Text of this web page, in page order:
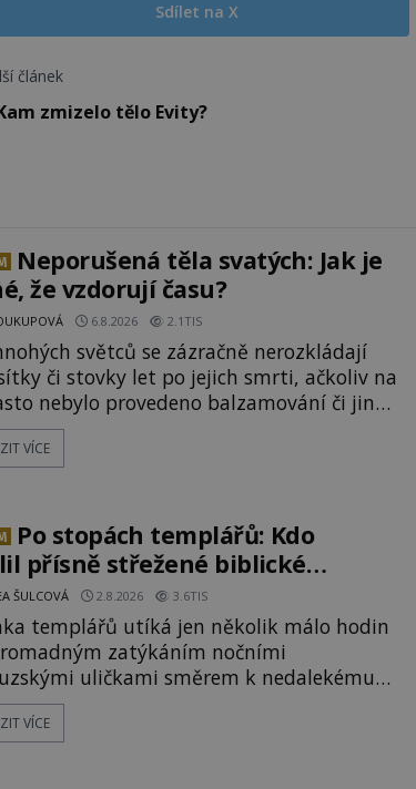
Sdílet na X
článek
zmizelo tělo Evity?
Neporušená těla svatých: Jak je
že vzdorují času?
6.8.2026 2.1TIS
světců se zázračně nerozkládají
či stovky let po jejich smrti, ačkoliv na
nebylo provedeno balzamování či jiné
o konzervaci. Neporušené ostatky bývají
za důkaz svatosti zemřelých. Jaké
VÍCE
Po stopách templářů: Kdo
přísně střežené biblické
ŠULCOVÁ 2.8.2026 3.6TIS
templářů utíká jen několik málo hodin
zatýkáním nočními
uličkami směrem k nedalekému
Jeden z nich má přes ramena ranec s
Kapitán lodi už na ně čeká.
VÍCE